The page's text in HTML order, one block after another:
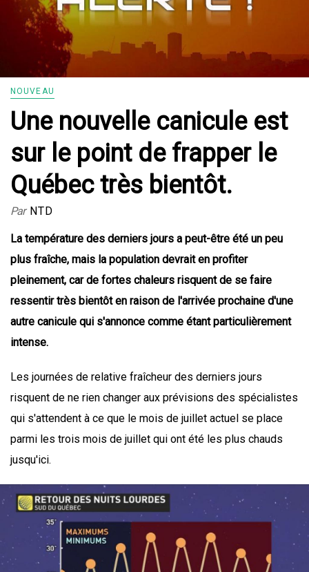
NOUVEAU
Une nouvelle canicule est
sur le point de frapper le
Québec très bientôt.
Par NTD
La température des derniers jours a peut-être été un peu
plus fraîche, mais la population devrait en profiter
pleinement, car de fortes chaleurs risquent de se faire
ressentir très bientôt en raison de l'arrivée prochaine d'une
autre canicule qui s'annonce comme étant particulièrement
intense.
Les journées de relative fraîcheur des derniers jours
risquent de ne rien changer aux prévisions des spécialistes
qui s'attendent à ce que le mois de juillet actuel se place
parmi les trois mois de juillet qui ont été les plus chauds
jusqu'ici.